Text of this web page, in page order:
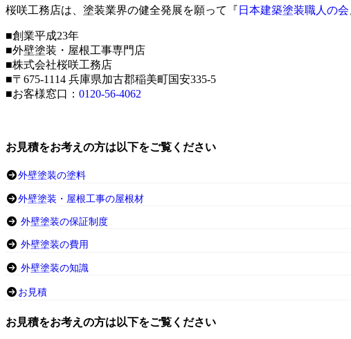
桜咲工務店は、塗装業界の健全発展を願って『 日本建築塗装職人の会
■創業平成23年
■外壁塗装・屋根工事専門店
■株式会社桜咲工務店
■〒675-1114 兵庫県加古郡稲美町国安335-5
■お客様窓口： 0120-56-4062
お見積をお考えの方は以下をご覧ください
外壁塗装の塗料
外壁塗装・屋根工事の屋根材
外壁塗装の保証制度
外壁塗装の費用
外壁塗装の知識
お見積
お見積をお考えの方は以下をご覧ください